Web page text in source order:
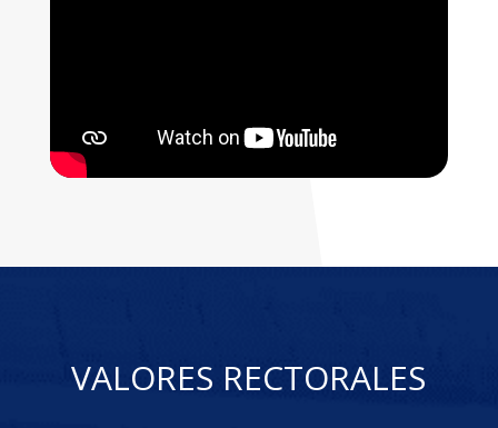
VALORES RECTORALES